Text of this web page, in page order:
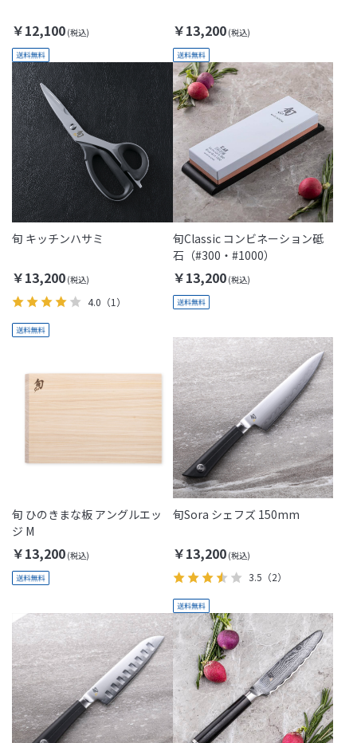
￥12,100 ￥13,200
旬 キッチンハサミ
￥13,200
4.0 （1）
旬Classic コンビネーション砥
石（#300・#1000）
￥13,200
旬 ひのきまな板 アングルエッ
ジ M
￥13,200
旬Sora シェフズ 150mm
￥13,200
3.5 （2）